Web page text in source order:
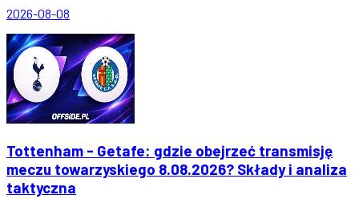
2026-08-08
Tottenham - Getafe: gdzie obejrzeć transmisję
meczu towarzyskiego 8.08.2026? Składy i analiza
taktyczna